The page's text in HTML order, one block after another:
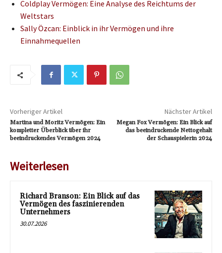
Coldplay Vermögen: Eine Analyse des Reichtums der
Weltstars
Sally Özcan: Einblick in ihr Vermögen und ihre
Einnahmequellen
Vorheriger Artikel
Martina und Moritz Vermögen: Ein
kompletter Überblick über ihr
beeindruckendes Vermögen 2024
Nächster Artikel
Megan Fox Vermögen: Ein Blick auf
das beeindruckende Nettogehalt
der Schauspielerin 2024
Weiterlesen
Richard Branson: Ein Blick auf das
Vermögen des faszinierenden
Unternehmers
30.07.2026